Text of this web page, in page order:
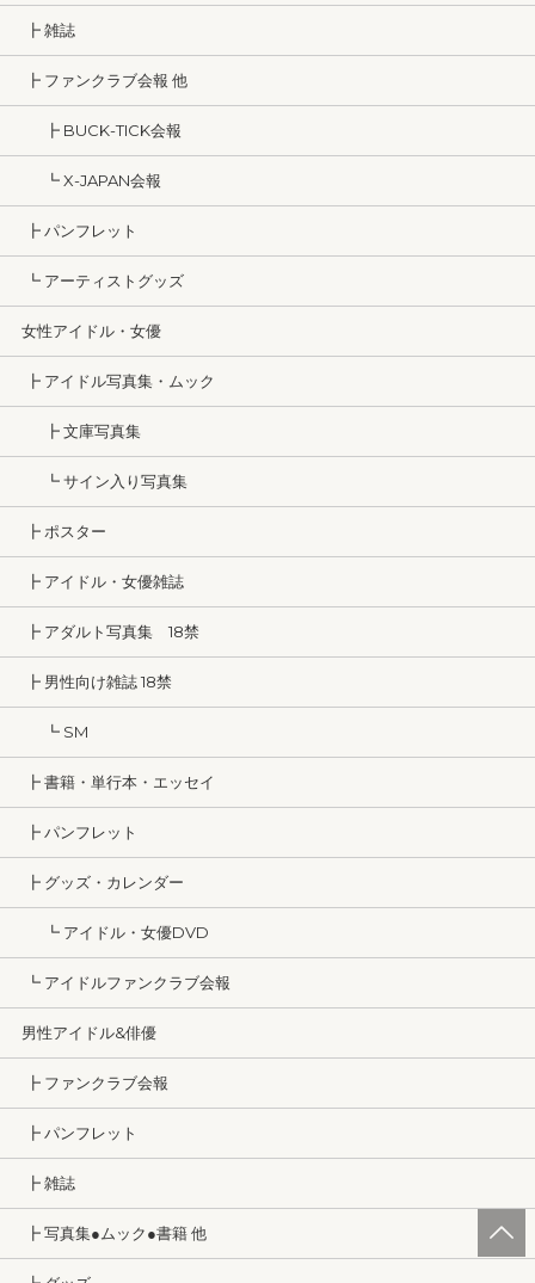
┣ 雑誌
┣ ファンクラブ会報 他
┣ BUCK-TICK会報
┗ X-JAPAN会報
┣ パンフレット
┗ アーティストグッズ
女性アイドル・女優
┣ アイドル写真集・ムック
┣ 文庫写真集
┗ サイン入り写真集
┣ ポスター
┣ アイドル・女優雑誌
┣ アダルト写真集 18禁
┣ 男性向け雑誌 18禁
┗ SM
┣ 書籍・単行本・エッセイ
┣ パンフレット
┣ グッズ・カレンダー
┗ アイドル・女優DVD
┗ アイドルファンクラブ会報
男性アイドル&俳優
┣ ファンクラブ会報
┣ パンフレット
┣ 雑誌
┣ 写真集●ムック●書籍 他